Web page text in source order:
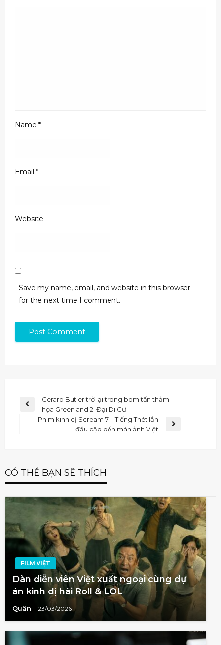
Name *
Email *
Website
Save my name, email, and website in this browser
for the next time I comment.
Gerard Butler trở lại trong bom tấn thảm
họa Greenland 2: Đại Di Cư
Phim kinh dị Scream 7 – Tiếng Thét lần
đầu cập bến màn ảnh Việt
CÓ THỂ BẠN SẼ THÍCH
FILM VIỆT
Dàn diễn viên Việt xuất ngoại cùng dự
án kinh dị hài Roll & LOL
Quân 23/03/2026